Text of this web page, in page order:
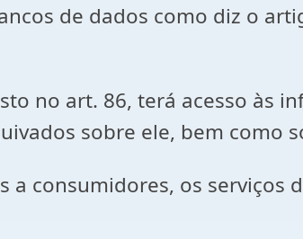
de dados como diz o
no art. 86, terá acesso às
sobre ele, bem como
a consumidores, os